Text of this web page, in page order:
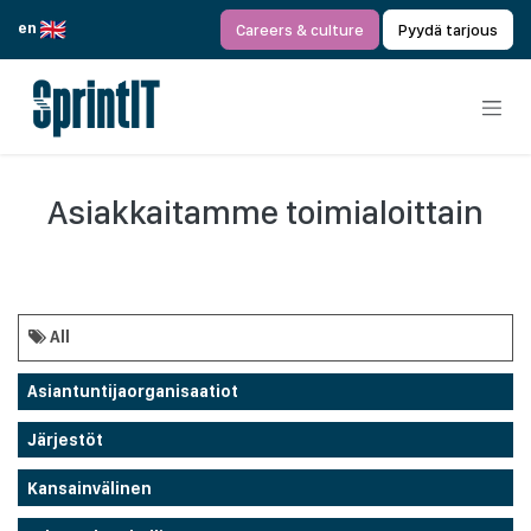
en
Careers & culture Pyydä tarjous
Asiakkaitamme toimialoittain
All
Asiantuntijaorganisaatiot
Järjestöt
Kansainvälinen